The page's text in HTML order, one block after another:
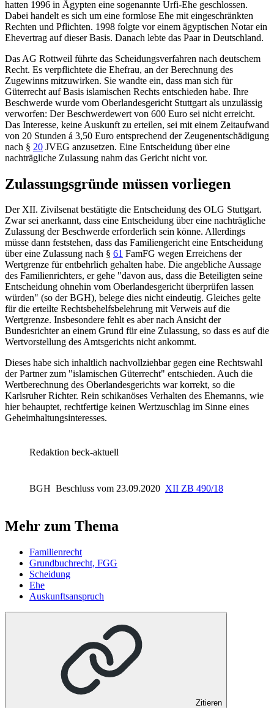
hatten 1996 in Ägypten eine sogenannte Urfi-Ehe geschlossen.
Dabei handelt es sich um eine formlose Ehe mit eingeschränkten
Rechten und Pflichten. 1998 folgte vor einem ägyptischen Notar ein
Ehevertrag auf dieser Basis. Danach lebte das Paar in Deutschland.
Das AG Rottweil führte das Scheidungsverfahren nach deutschem
Recht. Es verpflichtete die Ehefrau, an der Berechnung des
Zugewinns mitzuwirken. Sie wandte ein, dass man sich für
Güterrecht auf Basis islamischen Rechts entschieden habe. Ihre
Beschwerde wurde vom Oberlandesgericht Stuttgart als unzulässig
verworfen: Der Beschwerdewert von 600 Euro sei nicht erreicht.
Das Interesse, keine Auskunft zu erteilen, sei mit einem Zeitaufwand
von 20 Stunden á 3,50 Euro entsprechend der Zeugenentschädigung
nach § 20 JVEG anzusetzen. Eine Entscheidung über eine
nachträgliche Zulassung nahm das Gericht nicht vor.
Zulassungsgründe müssen vorliegen
Der XII. Zivilsenat bestätigte die Entscheidung des OLG Stuttgart.
Zwar sei anerkannt, dass eine Entscheidung über eine nachträgliche
Zulassung der Beschwerde erforderlich sein könne. Allerdings
müsse dann feststehen, dass das Familiengericht eine Entscheidung
über eine Zulassung nach § 61 FamFG wegen Erreichens der
Wertgrenze für entbehrlich gehalten habe. Die angebliche Aussage
des Familienrichters, er gehe "davon aus, dass die Beteiligten seine
Entscheidung ohnehin vom Oberlandesgericht überprüfen lassen
würden" (so derBGH), belege dies nicht eindeutig. Gleiches gelte
für die erteilte Rechtsbehelfsbelehrung mit Verweis auf die
Wertgrenze. Insbesondere fehlt es aber nach Ansicht der
Bundesrichter an einem Grund für eine Zulassung, so dass es auf die
Wertvorstellung des Amtsgerichts nicht ankommt.
Dieses habe sich inhaltlich nachvollziehbar gegen eine Rechtswahl
der Partner zum "islamischen Güterrecht" entschieden. Auch die
Wertberechnung des Oberlandesgerichts war korrekt, so die
Karlsruher Richter. Rein schikanöses Verhalten des Ehemanns, wie
hier behauptet, rechtfertige keinen Wertzuschlag im Sinne eines
Geheimhaltungsinteresses.
Redaktion beck-aktuell
BGH Beschluss vom 23.09.2020 XII ZB 490/18
Mehr zum Thema
Familienrecht
Grundbuchrecht, FGG
Scheidung
Ehe
Auskunftsanspruch
Zitieren